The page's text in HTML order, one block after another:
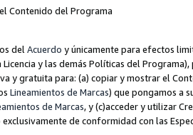
Contenido del Programa
del Acuerdo y únicamente para efectos
Licencia y las demás Políticas del
y gratuita para: (a) copiar y mostrar el
Lineamientos de Marcas) que pongamos a
de Marcas, y (c)acceder y utilizar
de conformidad con las